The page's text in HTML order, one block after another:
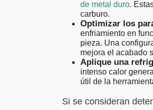
de metal duro.
carburo.
Optimizar los
enfriamiento en
pieza. Una
mejora el acabado
Aplique una
intenso calor
útil de la
Si se consideran